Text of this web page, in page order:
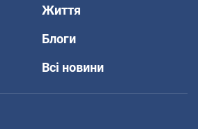
Життя
Блоги
Всі новини